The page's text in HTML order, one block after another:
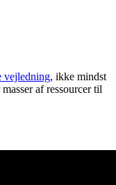
vejledning, ikke mindst
af ressourcer til